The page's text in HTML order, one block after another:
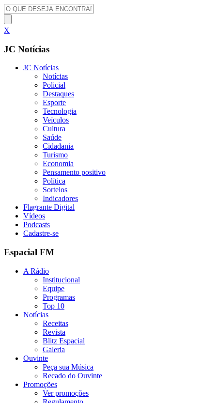
X
JC Notícias
JC Notícias
Notícias
Policial
Destaques
Esporte
Tecnologia
Veículos
Cultura
Saúde
Cidadania
Turismo
Economia
Pensamento positivo
Política
Sorteios
Indicadores
Flagrante Digital
Vídeos
Podcasts
Cadastre-se
Espacial FM
A Rádio
Institucional
Equipe
Programas
Top 10
Notícias
Receitas
Revista
Blitz Espacial
Galeria
Ouvinte
Peça sua Música
Recado do Ouvinte
Promoções
Ver promoções